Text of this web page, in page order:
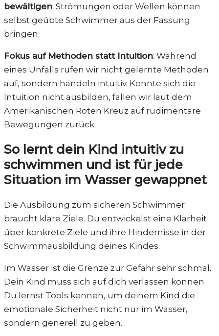
bewältigen: Strömungen oder Wellen können
selbst geübte Schwimmer aus der Fassung
bringen.
Fokus auf Methoden statt Intuition: Während
eines Unfalls rufen wir nicht gelernte Methoden
auf, sondern handeln intuitiv. Konnte sich die
Intuition nicht ausbilden, fallen wir laut dem
Amerikanischen Roten Kreuz auf rudimentäre
Bewegungen zurück.
So lernt dein Kind intuitiv zu
schwimmen und ist für jede
Situation im Wasser gewappnet
Die Ausbildung zum sicheren Schwimmer
braucht klare Ziele. Du entwickelst eine Klarheit
über konkrete Ziele und ihre Hindernisse in der
Schwimmausbildung deines Kindes.
Im Wasser ist die Grenze zur Gefahr sehr schmal.
Dein Kind muss sich auf dich verlassen können.
Du lernst Tools kennen, um deinem Kind die
emotionale Sicherheit nicht nur im Wasser,
sondern generell zu geben.